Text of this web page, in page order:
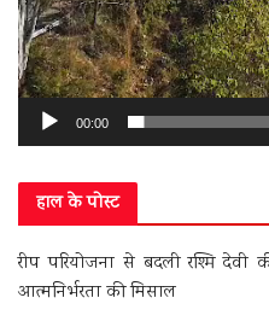
00:00
हाल के पोस्ट
रीप परियोजना से बदली रश्मि देवी
आत्मनिर्भरता की मिसाल